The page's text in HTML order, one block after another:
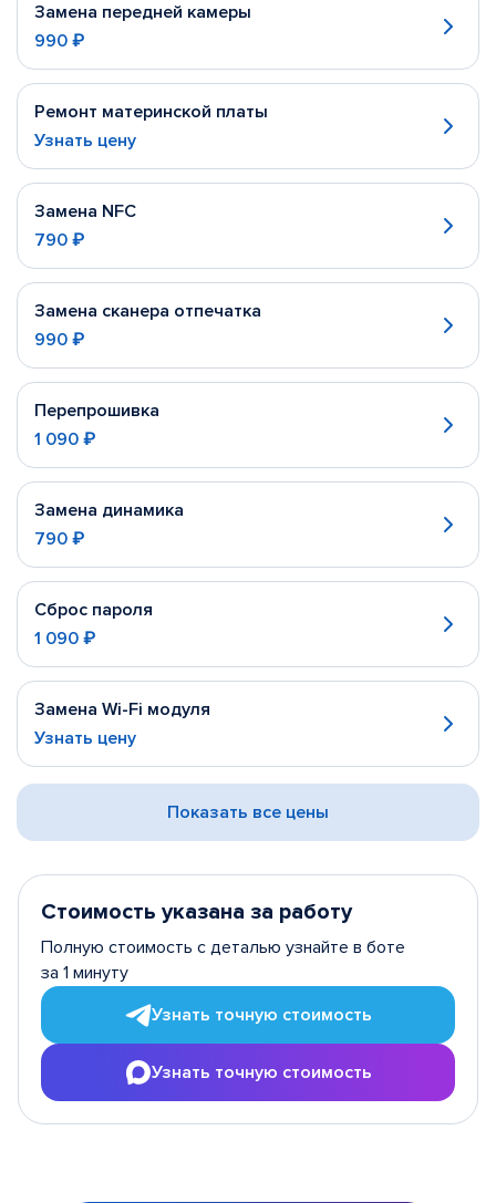
Замена передней камеры
990 ₽
Ремонт материнской платы
Узнать цену
Замена NFC
790 ₽
Замена сканера отпечатка
990 ₽
Перепрошивка
1 090 ₽
Замена динамика
790 ₽
Сброс пароля
1 090 ₽
Замена Wi-Fi модуля
Узнать цену
Показать все цены
Стоимость указана за работу
Полную стоимость с деталью узнайте в боте
за 1 минуту
Узнать точную стоимость
Узнать точную стоимость